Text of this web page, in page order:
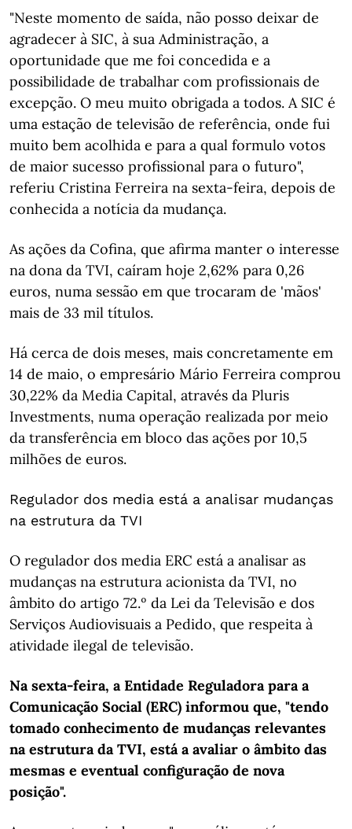
"Neste momento de saída, não posso deixar de
agradecer à SIC, à sua Administração, a
oportunidade que me foi concedida e a
possibilidade de trabalhar com profissionais de
excepção. O meu muito obrigada a todos. A SIC é
uma estação de televisão de referência, onde fui
muito bem acolhida e para a qual formulo votos
de maior sucesso profissional para o futuro",
referiu Cristina Ferreira na sexta-feira, depois de
conhecida a notícia da mudança.
As ações da Cofina, que afirma manter o interesse
na dona da TVI, caíram hoje 2,62% para 0,26
euros, numa sessão em que trocaram de 'mãos'
mais de 33 mil títulos.
Há cerca de dois meses, mais concretamente em
14 de maio, o empresário Mário Ferreira comprou
30,22% da Media Capital, através da Pluris
Investments, numa operação realizada por meio
da transferência em bloco das ações por 10,5
milhões de euros.
Regulador dos media está a analisar mudanças
na estrutura da TVI
O regulador dos media ERC está a analisar as
mudanças na estrutura acionista da TVI, no
âmbito do artigo 72.º da Lei da Televisão e dos
Serviços Audiovisuais a Pedido, que respeita à
atividade ilegal de televisão.
Na sexta-feira, a Entidade Reguladora para a
Comunicação Social (ERC) informou que, "tendo
tomado conhecimento de mudanças relevantes
na estrutura da TVI, está a avaliar o âmbito das
mesmas e eventual configuração de nova
posição".